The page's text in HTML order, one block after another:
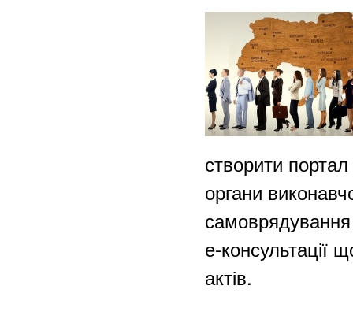
створити
органи
самоврядування
е-консультації
актів.